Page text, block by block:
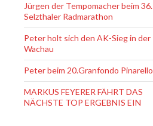
Jürgen der Tempomacher beim 36.
Selzthaler Radmarathon
Peter holt sich den AK-Sieg in der
Wachau
Peter beim 20.Granfondo Pinarello
MARKUS FEYERER FÄHRT DAS
NÄCHSTE TOP ERGEBNIS EIN